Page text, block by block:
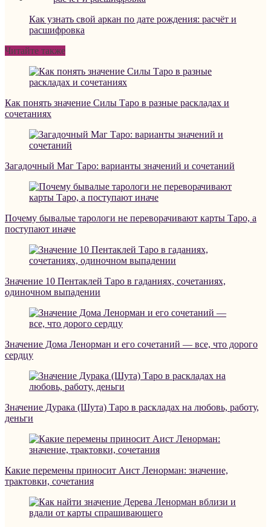
Как узнать свой аркан по дате рождения: расчёт и
расшифровка
Читайте также
Как понять значение Силы Таро в разные раскладах и
сочетаниях
Загадочный Маг Таро: варианты значений и сочетаний
Почему бывалые тарологи не переворачивают карты Таро, а
поступают иначе
Значение 10 Пентаклей Таро в гаданиях, сочетаниях,
одиночном выпадении
Значение Дома Ленорман и его сочетаний — все, что дорого
сердцу
Значение Дурака (Шута) Таро в раскладах на любовь, работу,
деньги
Какие перемены приносит Аист Ленорман: значение,
трактовки, сочетания